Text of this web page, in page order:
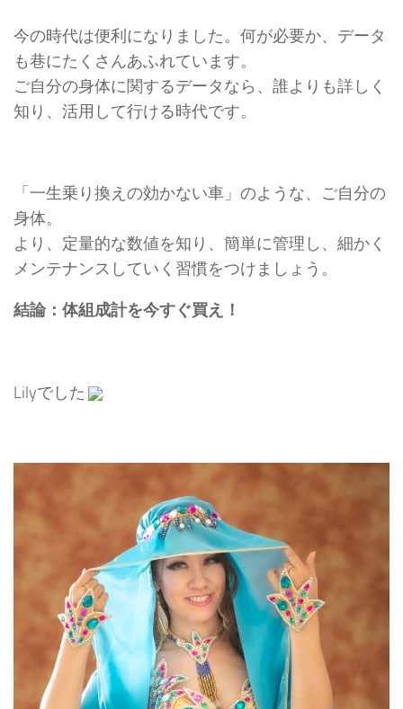
今の時代は便利になりました。何が必要か、データ
も巷にたくさんあふれています。
ご自分の身体に関するデータなら、誰よりも詳しく
知り、活用して行ける時代です。
「一生乗り換えの効かない車」のような、ご自分の
身体。
より、定量的な数値を知り、簡単に管理し、細かく
メンテナンスしていく習慣をつけましょう。
結論：体組成計を今すぐ買え！
Lilyでした